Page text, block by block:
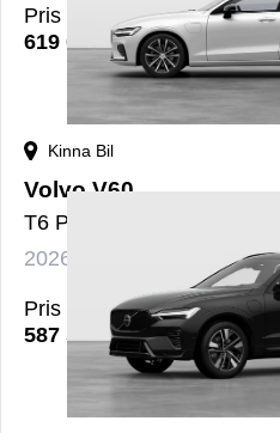
Pris
619 000 kr
Kinna Bil
Volvo V60
T6 Plus Dark Nordic Edition
2026
Automat
Pris
587 500 kr